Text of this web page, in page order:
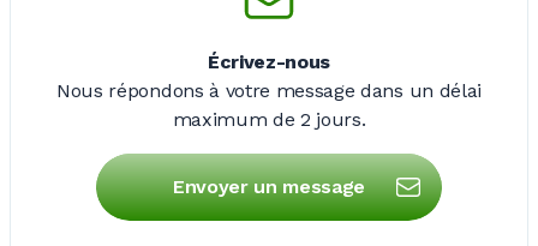
Écrivez-nous
Nous répondons à votre message dans un délai
maximum de2 jours.
Envoyer un message